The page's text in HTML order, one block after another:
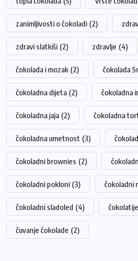
zanimljivosti o čokoladi (2)
zdravi slatkiši (2) zdravlje (4)
čokolada i mozak (2) čokolada
čokoladna dijeta (2) čokoladna
čokoladna jaja (2) čokoladna
čokoladna umetnost (3)
čokoladni brownies (2)
čokoladni pokloni (3) čokoladni
čokoladni sladoled (4)
čuvanje čokolade (2)